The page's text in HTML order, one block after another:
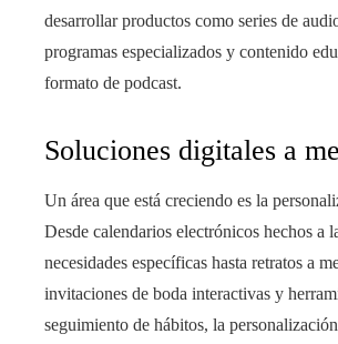
desarrollar productos como series de
programas especializados y contenido
formato de podcast.
Soluciones digitales a
Un área que está creciendo es la
Desde calendarios electrónicos hechos a
necesidades específicas hasta retratos a
invitaciones de boda interactivas y
seguimiento de hábitos, la